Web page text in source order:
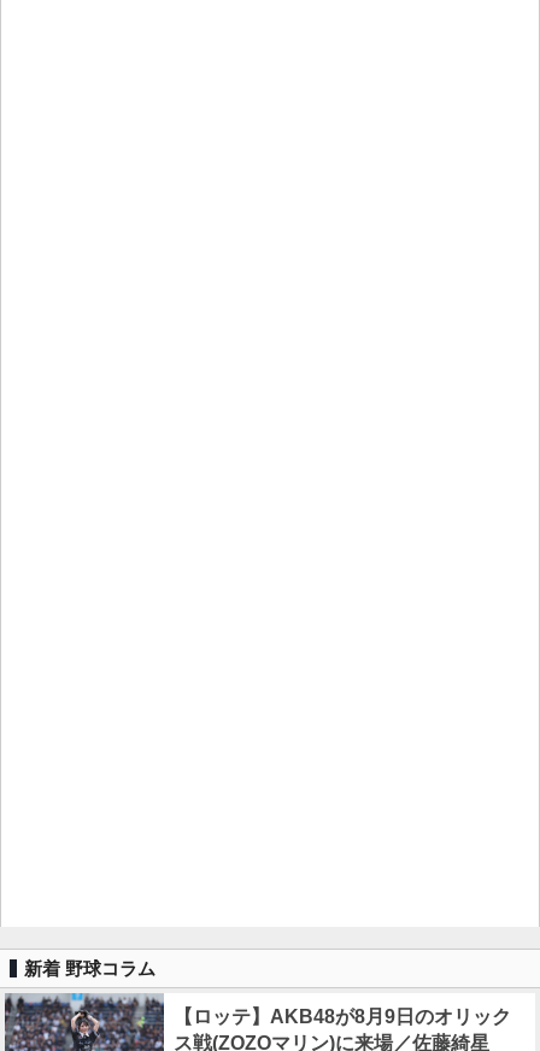
新着 野球コラム
【ロッテ】AKB48が8月9日のオリック
ス戦(ZOZOマリン)に来場／佐藤綺星